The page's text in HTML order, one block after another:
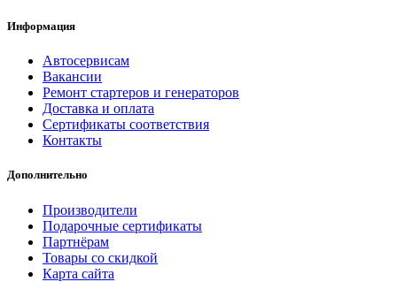
Информация
Автосервисам
Вакансии
Ремонт стартеров и генераторов
Доставка и оплата
Сертификаты соответствия
Контакты
Дополнительно
Производители
Подарочные сертификаты
Партнёрам
Товары со скидкой
Карта сайта